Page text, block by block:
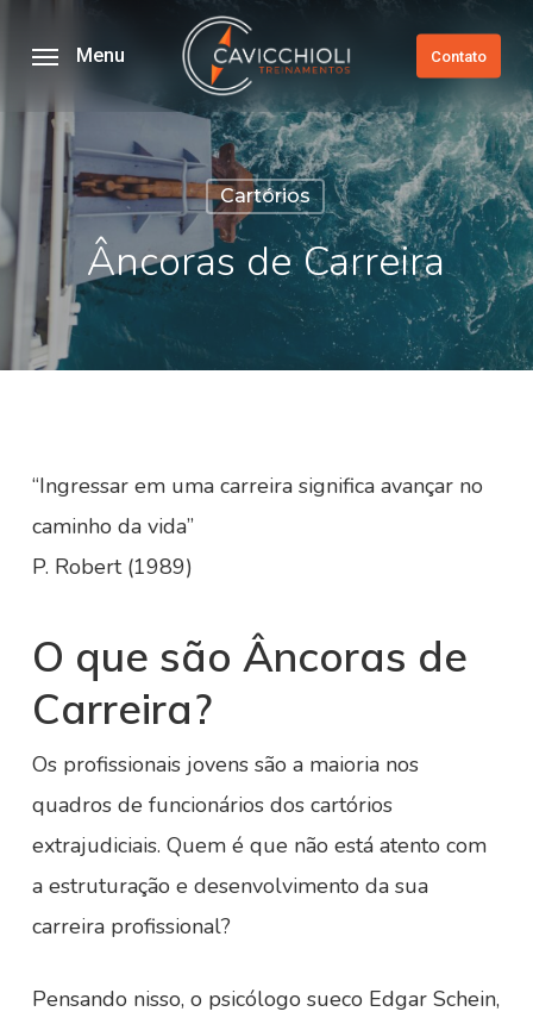
content
Contato
Menu
Cartórios
Âncoras de Carreira
“Ingressar em uma carreira significa avançar no
caminho da vida”
P. Robert (1989)
O que são Âncoras de
Carreira?
Os profissionais jovens são a maioria nos
quadros de funcionários dos cartórios
extrajudiciais. Quem é que não está atento com
a estruturação e desenvolvimento da sua
carreira profissional?
Pensando nisso, o psicólogo sueco Edgar Schein,